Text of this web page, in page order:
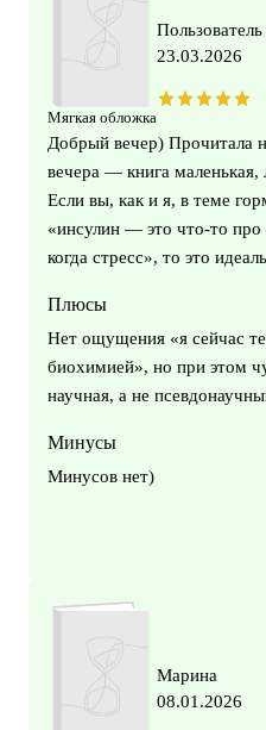
Мягкая обложка
23.03.2026
Добрый вечер) Прочитала
вечера — книга маленькая,
Если вы, как и я, в теме
«инсулин — это что-то про
когда стресс», то это
Плюсы
Нет ощущения «я сейчас
биохимией», но при этом
научная, а не
Минусы
Минусов нет)
Марина
08.01.2026